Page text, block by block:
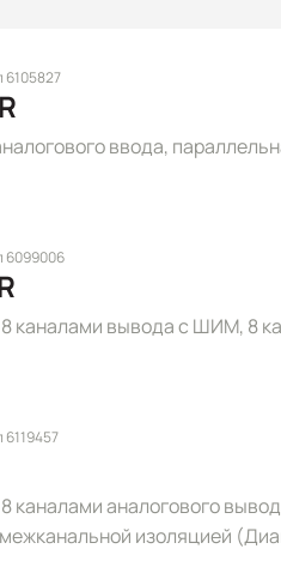
6105827
ввода,
6099006
каналами вывода с ШИМ, 8
6119457
каналами аналогового
изоляцией